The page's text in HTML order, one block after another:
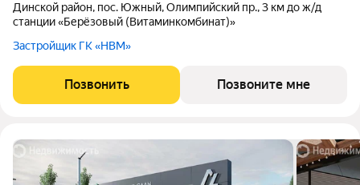
Динской район, пос. Южный, Олимпийский пр., 3 км до ж/д
станции «Берёзовый (Витаминкомбинат)»
Застройщик ГК «НВМ»
Позвонить Позвоните мне